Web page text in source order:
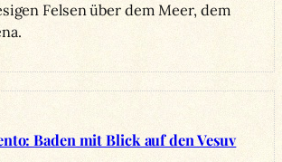
Felsen über dem Meer, dem
Baden mit Blick auf den Vesuv